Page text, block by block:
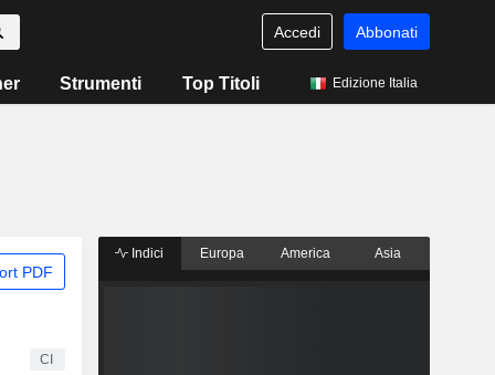
Accedi Abbonati
Strumenti Top Titoli Edizione Italia
PDF
CI
Indici Europa America Asia